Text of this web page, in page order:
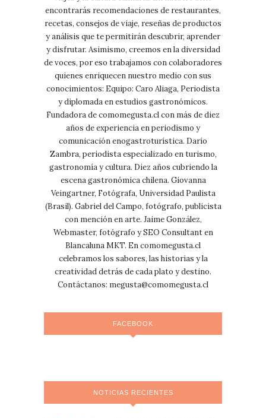
encontrarás recomendaciones de restaurantes,
recetas, consejos de viaje, reseñas de productos
y análisis que te permitirán descubrir, aprender
y disfrutar. Asimismo, creemos en la diversidad
de voces, por eso trabajamos con colaboradores
quienes enriquecen nuestro medio con sus
conocimientos: Equipo: Caro Aliaga, Periodista
y diplomada en estudios gastronómicos.
Fundadora de comomegusta.cl con más de diez
años de experiencia en periodismo y
comunicación enogastroturística. Darío
Zambra, periodista especializado en turismo,
gastronomía y cultura. Diez años cubriendo la
escena gastronómica chilena. Giovanna
Veingartner, Fotógrafa, Universidad Paulista
(Brasil). Gabriel del Campo, fotógrafo, publicista
con mención en arte. Jaime González,
Webmaster, fotógrafo y SEO Consultant en
Blancaluna MKT. En comomegusta.cl
celebramos los sabores, las historias y la
creatividad detrás de cada plato y destino.
Contáctanos: megusta@comomegusta.cl
FACEBOOK
NOTICIAS RECIENTES